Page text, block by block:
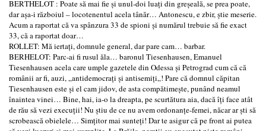
BERTHELOT : Poate să mai fie şi unul-doi luaţi din greşeală, se prea poate,
dar aşa-i războiul – locotenentul acela tânăr… Antonescu, e zbir, ştie meserie.
Acum a raportat că va spânzura 33 de spioni şi numărul trebuie să fie exact
33, că a raportat doar…
ROLLET: Mă iertaţi, domnule general, dar pare cam… barbar.
BERHELOT: Parc-ai fi rusul ăla… baronul Tiesenhausen, Emanuel
Tiesenhausen acela care umple gazetele din Odessa şi Petrograd cum că că
românii ar fi, auzi, „antidemocraţi şi antisemiţi„! Pare că domnul căpitan
Tiesenhausen este şi el cam jidov, de asta compătimeşte, punând neamul
înaintea vinei… Bine, hai, ia-o la dreapta, pe scurtătura aia, dacă îţi face atât
de rău să vezi execuţii! Nu ştiu de ce nu avem ordonanţe-femei, năcar ar şti să
scrobească obielele… Simţitor mai sunteţi! Dar te asigur că pe front ai putea